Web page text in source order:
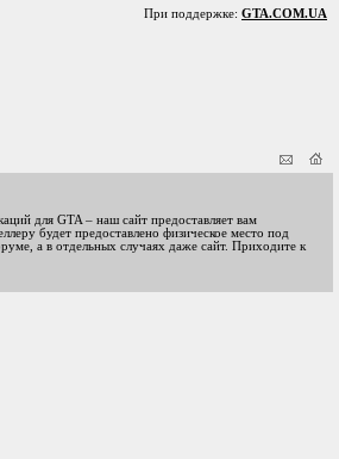
При поддержке: GTA.COM.UA
для GTA – наш сайт предоставляет вам
будет предоставлено физическое место под
а в отдельных случаях даже сайт. Приходите к